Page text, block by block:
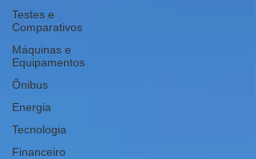
Testes e
Comparativos
Máquinas e
Equipamentos
Ônibus
Energia
Tecnologia
Financeiro